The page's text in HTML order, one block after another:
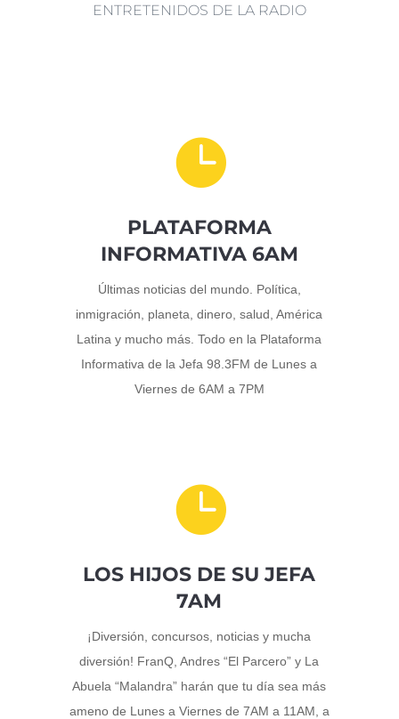
ENTRETENIDOS DE LA RADIO

PLATAFORMA
INFORMATIVA 6AM
Últimas noticias del mundo. Política,
inmigración, planeta, dinero, salud, América
Latina y mucho más. Todo en la Plataforma
Informativa de la Jefa 98.3FM de Lunes a
Viernes de 6AM a 7PM

LOS HIJOS DE SU JEFA
7AM
¡Diversión, concursos, noticias y mucha
diversión! FranQ, Andres “El Parcero” y La
Abuela “Malandra” harán que tu día sea más
ameno de Lunes a Viernes de 7AM a 11AM, a